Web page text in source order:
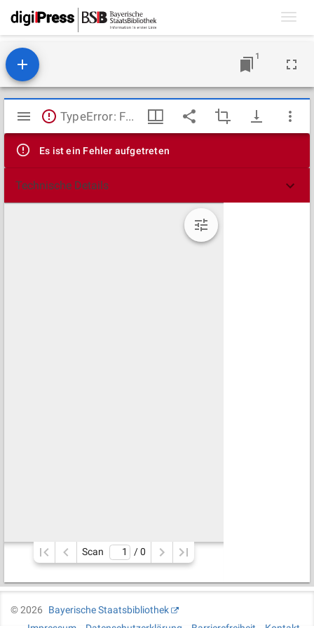
1
Mirador
Viewer
TypeError: Failed to fetch
Es ist ein Fehler aufgetreten
Technische Details
Scan / 0
©2026
Bayerische Staatsbibliothek